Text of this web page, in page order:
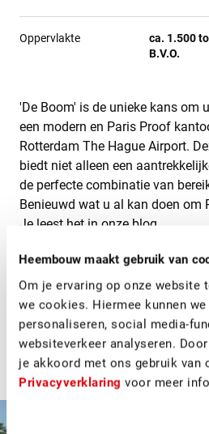
Heembouw maakt gebruik van
Om je ervaring op onze website
we cookies. Hiermee kunnen
personaliseren, social media-
websiteverkeer analyseren.
je akkoord met ons gebruik van
Privacyverklaring voor meer
Oppervlakte
ca. 1.500
B.V.O.
'De Boom' is de unieke kans om
een modern en Paris Proof
Rotterdam The Hague Airport.
biedt niet alleen een
de perfecte combinatie van
Benieuwd wat u al kan doen om
Je leest het in onze blog
Het ontwerp omvat een slimme
volledig aanpasbare
een vaste centrale kern. Deze
vrijheid om op elke van de vier
kantoorruimtes te creëren.
Meer informatie